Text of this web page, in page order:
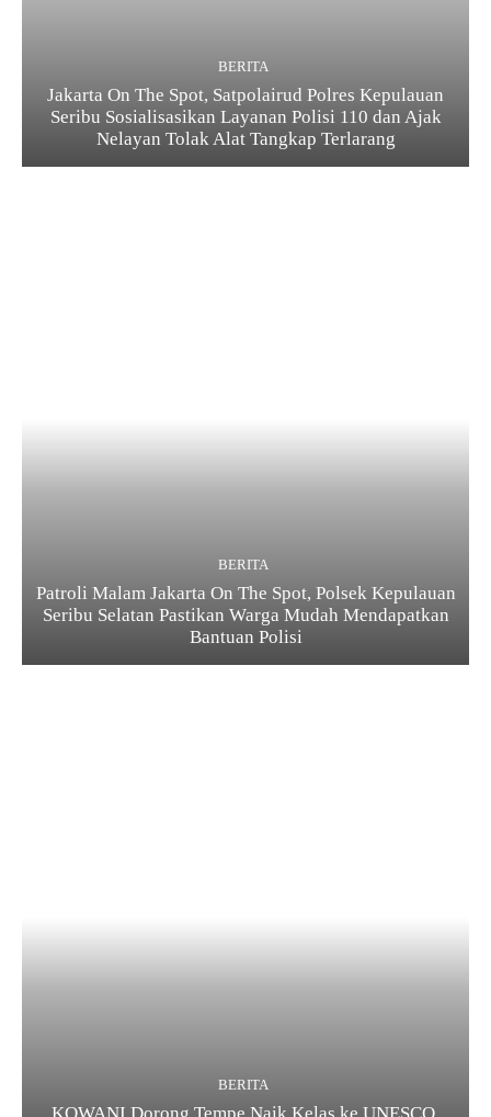
BERITA
Jakarta On The Spot, Satpolairud Polres Kepulauan
Seribu Sosialisasikan Layanan Polisi 110 dan Ajak
Nelayan Tolak Alat Tangkap Terlarang
BERITA
Patroli Malam Jakarta On The Spot, Polsek Kepulauan
Seribu Selatan Pastikan Warga Mudah Mendapatkan
Bantuan Polisi
BERITA